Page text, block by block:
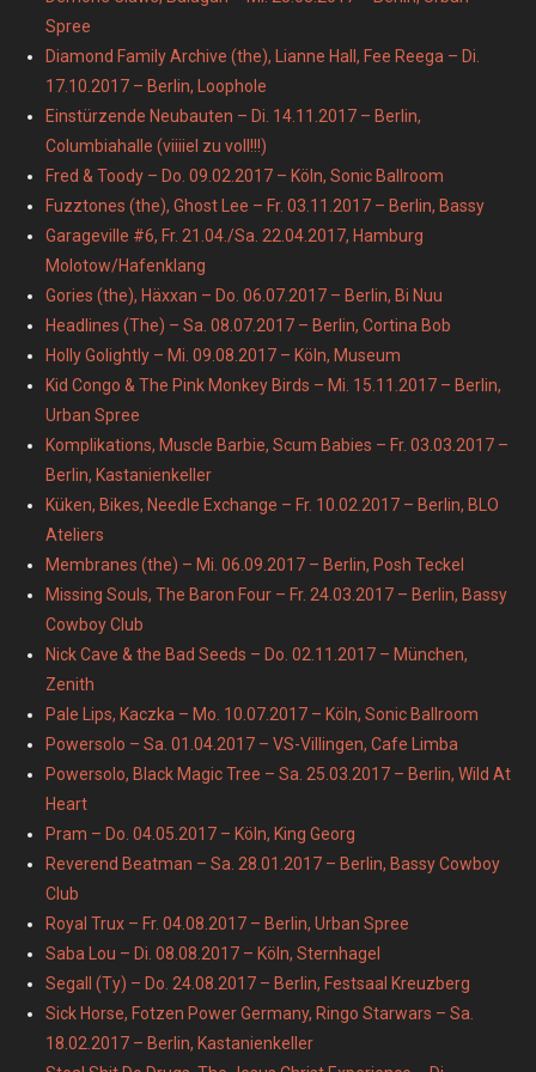
Spree
Diamond Family Archive (the), Lianne Hall, Fee Reega – Di.
17.10.2017 – Berlin, Loophole
Einstürzende Neubauten – Di. 14.11.2017 – Berlin,
Columbiahalle (viiiiel zu voll!!!)
Fred & Toody – Do. 09.02.2017 – Köln, Sonic Ballroom
Fuzztones (the), Ghost Lee – Fr. 03.11.2017 – Berlin, Bassy
Garageville #6, Fr. 21.04./Sa. 22.04.2017, Hamburg
Molotow/Hafenklang
Gories (the), Häxxan – Do. 06.07.2017 – Berlin, Bi Nuu
Headlines (The) – Sa. 08.07.2017 – Berlin, Cortina Bob
Holly Golightly – Mi. 09.08.2017 – Köln, Museum
Kid Congo & The Pink Monkey Birds – Mi. 15.11.2017 – Berlin,
Urban Spree
Komplikations, Muscle Barbie, Scum Babies – Fr. 03.03.2017 –
Berlin, Kastanienkeller
Küken, Bikes, Needle Exchange – Fr. 10.02.2017 – Berlin, BLO
Ateliers
Membranes (the) – Mi. 06.09.2017 – Berlin, Posh Teckel
Missing Souls, The Baron Four – Fr. 24.03.2017 – Berlin, Bassy
Cowboy Club
Nick Cave & the Bad Seeds – Do. 02.11.2017 – München,
Zenith
Pale Lips, Kaczka – Mo. 10.07.2017 – Köln, Sonic Ballroom
Powersolo – Sa. 01.04.2017 – VS-Villingen, Cafe Limba
Powersolo, Black Magic Tree – Sa. 25.03.2017 – Berlin, Wild At
Heart
Pram – Do. 04.05.2017 – Köln, King Georg
Reverend Beatman – Sa. 28.01.2017 – Berlin, Bassy Cowboy
Club
Royal Trux – Fr. 04.08.2017 – Berlin, Urban Spree
Saba Lou – Di. 08.08.2017 – Köln, Sternhagel
Segall (Ty) – Do. 24.08.2017 – Berlin, Festsaal Kreuzberg
Sick Horse, Fotzen Power Germany, Ringo Starwars – Sa.
18.02.2017 – Berlin, Kastanienkeller